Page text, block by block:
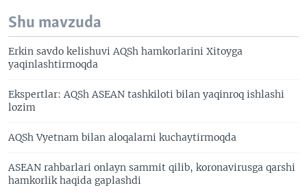
Shu mavzuda
Erkin savdo kelishuvi AQSh hamkorlarini Xitoyga
yaqinlashtirmoqda
Ekspertlar: AQSh ASEAN tashkiloti bilan yaqinroq ishlashi
lozim
AQSh Vyetnam bilan aloqalarni kuchaytirmoqda
ASEAN rahbarlari onlayn sammit qilib, koronavirusga qarshi
hamkorlik haqida gaplashdi